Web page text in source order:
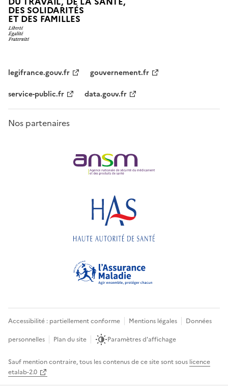
DES SOLIDARITÉS
ET DES FAMILLES
legifrance.gouv.fr
gouvernement.fr
service-public.fr
data.gouv.fr
Nos partenaires
Accessibilité : partiellement conforme Mentions légales
Données
personnelles
Plan du site Paramètres d'affichage
Sauf mention contraire, tous les contenus de ce site sont sous licence
etalab-2.0